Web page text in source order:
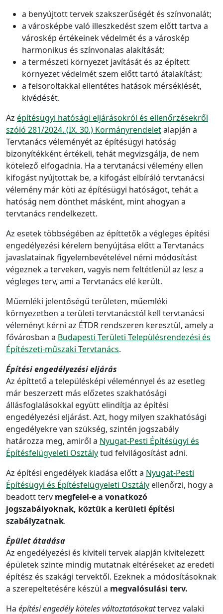
a benyújtott tervek szakszerűségét és színvonalát;
a városképbe való illeszkedést szem előtt tartva a
városkép értékeinek védelmét és a városkép
harmonikus és színvonalas alakítását;
a természeti környezet javítását és az épített
környezet védelmét szem előtt tartó átalakítást;
a felsoroltakkal ellentétes hatások mérséklését,
kivédését.
Az építésügyi hatósági eljárásokról és ellenőrzésekről
szóló 281/2024. (IX. 30.) Kormányrendeletalapján a
Tervtanács véleményét az építésügyi hatóság
bizonyítékként értékeli, tehát megvizsgálja, de nem
kötelező elfogadnia. Ha a tervtanácsi vélemény ellen
kifogást nyújtottak be, a kifogást elbíráló tervtanácsi
vélemény már köti az építésügyi hatóságot, tehát a
hatóság nem dönthet másként, mint ahogyan a
tervtanács rendelkezett.
Az esetek többségében az építtetők a végleges építési
engedélyezési kérelem benyújtása előtt a Tervtanács
javaslatainak figyelembevételével némi módosítást
végeznek a terveken, vagyis nem feltétlenül az lesz a
végleges terv, ami a Tervtanács elé került.
Műemléki jelentőségű területen, műemléki
környezetben a területi tervtanácstól kell tervtanácsi
véleményt kérni az ÉTDR rendszeren keresztül, amely a
fővárosban a Budapesti Területi Településrendezési és
Építészeti-műszaki Tervtanács.
Építési engedélyezési eljárás
Az építtető a településképi véleménnyel és az esetleg
már beszerzett más előzetes szakhatósági
állásfoglalásokkal együtt elindítja az építési
engedélyezési eljárást. Azt, hogy milyen szakhatósági
engedélyekre van szükség, szintén jogszabály
határozza meg, amiről a Nyugat-Pesti Építésügyi és
Építésfelügyeleti Osztálytud felvilágosítást adni.
Az építési engedélyek kiadása előtt a Nyugat-Pesti
Építésügyi és Építésfelügyeleti Osztály ellenőrzi, hogy a
beadott terv megfelel-e a vonatkozó
jogszabályoknak, köztük a kerületi építési
szabályzatnak.
Épület átadása
Az engedélyezési és kiviteli tervek alapján kivitelezett
épületek szinte mindig mutatnak eltéréseket az eredeti
építész és szakági tervektől. Ezeknek a módosításoknak
a szerepeltetésére készül a megvalósulási terv.
Ha építési engedély köteles változtatásokattervez valaki